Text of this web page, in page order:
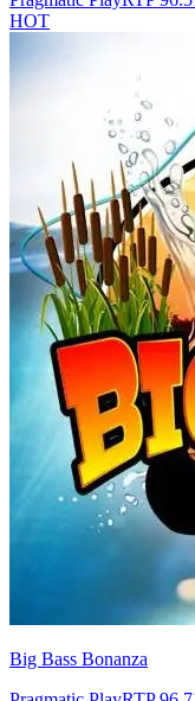
HOT
Big Bass Bonanza